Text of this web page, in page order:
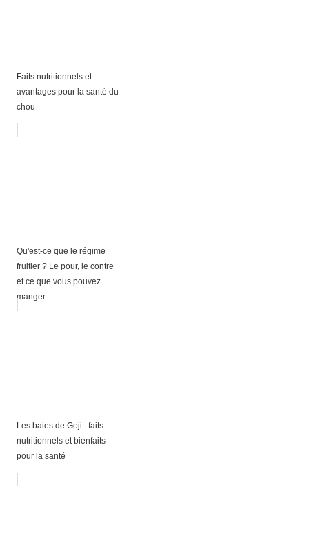
Faits nutritionnels et
avantages pour la santé du
chou
Qu'est-ce que le régime
fruitier ? Le pour, le contre
et ce que vous pouvez
manger
Les baies de Goji : faits
nutritionnels et bienfaits
pour la santé